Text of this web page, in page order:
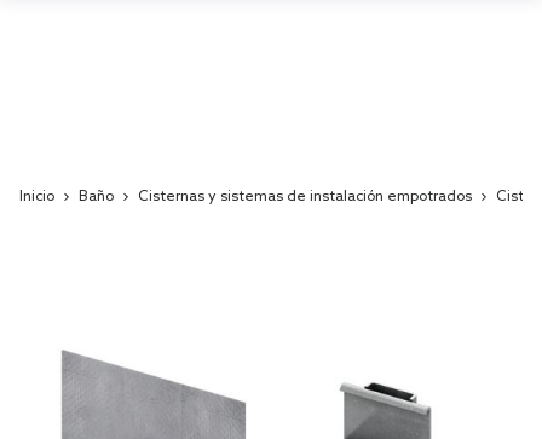
Inicio Baño Cisternas y sistemas de instalación empotrados